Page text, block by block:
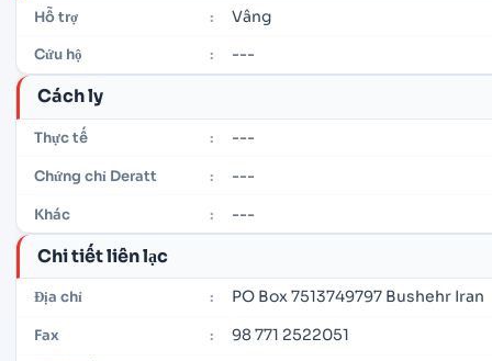
Hỗ trợ : Vâng
Cứu hộ : ---
Cách ly
Thực tế : ---
Chứng chỉ Deratt : ---
Khác : ---
Chi tiết liên lạc
Địa chỉ : PO Box 7513749797 Bushehr Iran
Fax : 98 771 2522051